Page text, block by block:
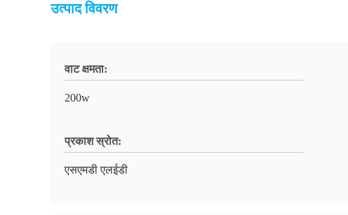
उत्पाद विवरण
वाट क्षमता:
200w
प्रकाश स्रोत:
एसएमडी एलईडी